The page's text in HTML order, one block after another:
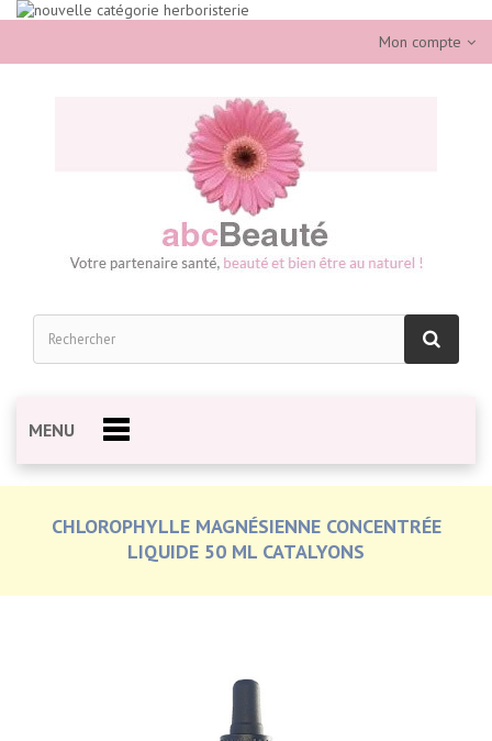
Mon compte
MENU
CHLOROPHYLLE MAGNÉSIENNE CONCENTRÉE
LIQUIDE 50 ML CATALYONS